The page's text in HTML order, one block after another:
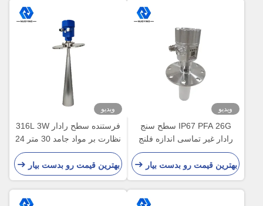
ویدیو
IP67 PFA 26G سطح سنج
رادار غیر تماسی اندازه فلنج
سفارشی
بهترین قیمت رو بدست بیار
ویدیو
فرستنده سطح رادار 316L 3W
نظارت بر مواد جامد 30 متر 24
ولت DC
بهترین قیمت رو بدست بیار